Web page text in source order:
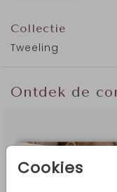
Cookies
Collectie
Tweeling
Ontdek de